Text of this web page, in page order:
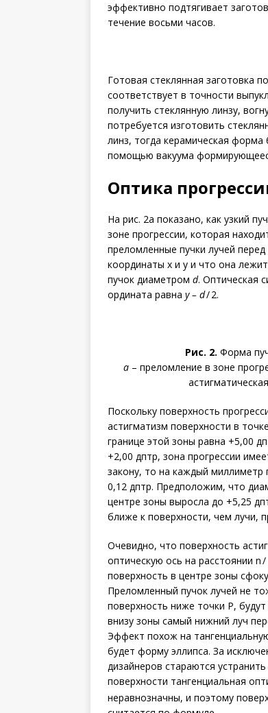
эффективно подтягивает
течение восьми часов.
Готовая стеклянная заготовка
соответствует в точности
получить стеклянную линзу,
потребуется изготовить
линз, тогда керамическая
помощью вакуума
Оптика
На рис. 2а показано, как узкий
зоне прогрессии, которая
преломленные пучки лучей
координаты х и у и что она
пучок диаметром d. Оптическая
ордината равна у – d/ 2.
Рис. 2. Форма
а– преломление в зоне
Поскольку поверхность
астигматизм поверхности в точке
границе этой зоны равна +5,00
+2,00 дптр, зона прогрессии
закону, то на каждый миллиметр
0,12 дптр. Предположим, что
центре зоны выросла до +5,25
ближе к поверхности, чем лучи,
Очевидно, что поверхность
оптическую ось на расстоянии n
поверхность в центре зоны
Преломленный пучок лучей не
поверхность ниже точки Р,
внизу зоны самый нижний луч
Эффект похож на
будет форму эллипса. За
дизайнеров стараются
поверхности тангенциальная
неравнозначны, и поэтому